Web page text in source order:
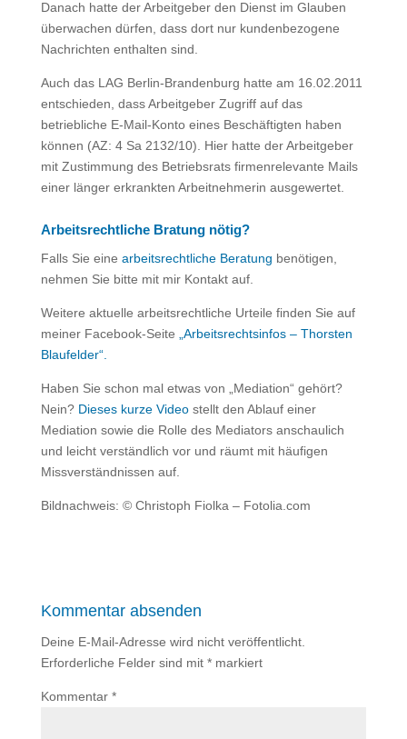
Danach hatte der Arbeitgeber den Dienst im Glauben
überwachen dürfen, dass dort nur kundenbezogene
Nachrichten enthalten sind.
Auch das LAG Berlin-Brandenburg hatte am 16.02.2011
entschieden, dass Arbeitgeber Zugriff auf das
betriebliche E-Mail-Konto eines Beschäftigten haben
können (AZ: 4 Sa 2132/10). Hier hatte der Arbeitgeber
mit Zustimmung des Betriebsrats firmenrelevante Mails
einer länger erkrankten Arbeitnehmerin ausgewertet.
Arbeitsrechtliche Bratung nötig?
Falls Sie eine arbeitsrechtliche Beratung benötigen,
nehmen Sie bitte mit mir Kontakt auf.
Weitere aktuelle arbeitsrechtliche Urteile finden Sie auf
meiner Facebook-Seite
„Arbeitsrechtsinfos – Thorsten
Blaufelder“.
Haben Sie schon mal etwas von „Mediation“ gehört?
Nein? Dieses kurze Video stellt den Ablauf einer
Mediation sowie die Rolle des Mediators anschaulich
und leicht verständlich vor und räumt mit häufigen
Missverständnissen auf.
Bildnachweis: © Christoph Fiolka – Fotolia.com
Kommentar absenden
Deine E-Mail-Adresse wird nicht veröffentlicht.
Erforderliche Felder sind mit *markiert
Kommentar *